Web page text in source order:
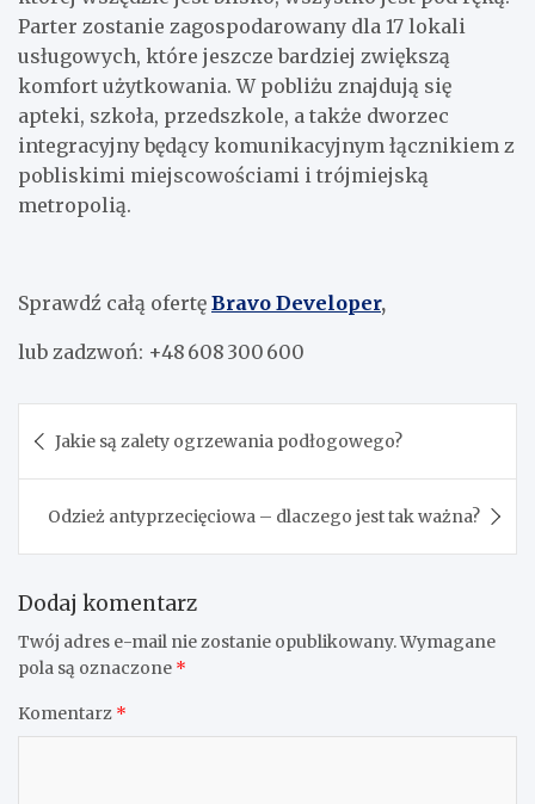
Parter zostanie zagospodarowany dla 17 lokali
usługowych, które jeszcze bardziej zwiększą
komfort użytkowania. W pobliżu znajdują się
apteki, szkoła, przedszkole, a także dworzec
integracyjny będący komunikacyjnym łącznikiem z
pobliskimi miejscowościami i trójmiejską
metropolią.
Sprawdź całą ofertę Bravo Developer,
lub zadzwoń: +48 608 300 600
wpisu
Jakie są zalety ogrzewania podłogowego?
Odzież antyprzecięciowa – dlaczego jest tak ważna?
Dodaj komentarz
Twój adres e-mail nie zostanie opublikowany.Wymagane
pola są oznaczone *
Komentarz *